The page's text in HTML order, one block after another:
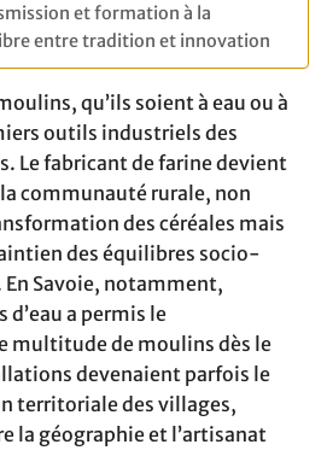
et formation à la
entre tradition et innovation
qu’ils soient à eau ou à
outils industriels des
Le fabricant de farine devient
communauté rurale, non
des céréales mais
des équilibres socio-
Savoie, notamment,
d’eau a permis le
multitude de moulins dès le
devenaient parfois le
territoriale des villages,
la géographie et l’artisanat